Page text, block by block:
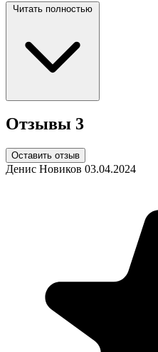
Читать полностью
Отзывы 3
Оставить отзыв
Денис Новиков 03.04.2024